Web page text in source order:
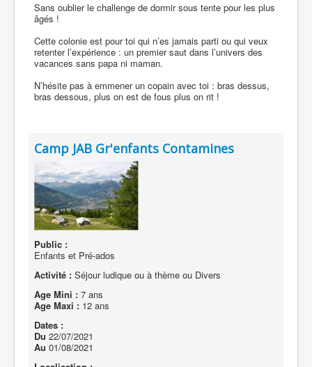
Sans oublier le challenge de dormir sous tente pour les plus
âgés !
Cette colonie est pour toi qui n’es jamais parti ou qui veux
retenter l’expérience : un premier saut dans l’univers des
vacances sans papa ni maman.
N’hésite pas à emmener un copain avec toi : bras dessus,
bras dessous, plus on est de fous plus on rit !
Camp JAB Gr'enfants Contamines
Public :
Enfants et Pré-ados
Activité : Séjour ludique ou à thème ou Divers
Age Mini : 7 ans
Age Maxi : 12 ans
Dates :
Du 22/07/2021
Au 01/08/2021